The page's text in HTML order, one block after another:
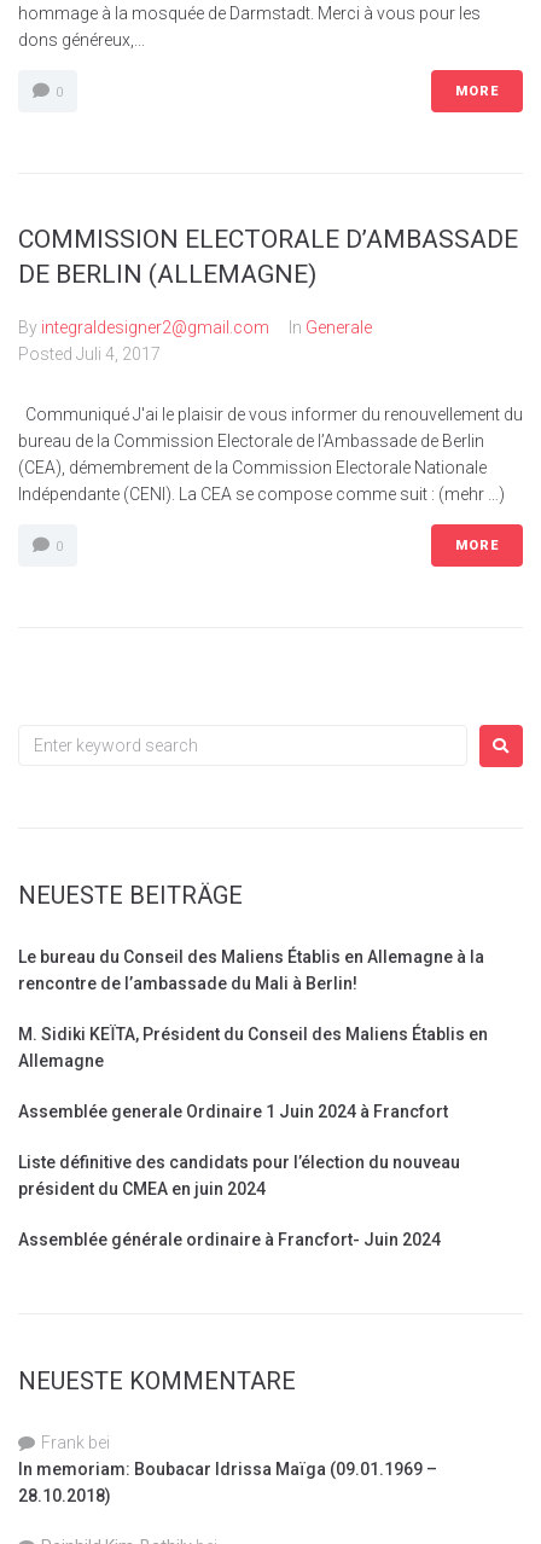
hommage à la mosquée de Darmstadt. Merci à vous pour les
dons généreux,...
0 MORE
COMMISSION ELECTORALE D’AMBASSADE
DE BERLIN (ALLEMAGNE)
By integraldesigner2@gmail.com In Generale
Posted Juli 4, 2017
Communiqué J'ai le plaisir de vous informer du renouvellement du
bureau de la Commission Electorale de l’Ambassade de Berlin
(CEA), démembrement de la Commission Electorale Nationale
Indépendante (CENI). La CEA se compose comme suit : (mehr …)
0 MORE
NEUESTE BEITRÄGE
Le bureau du Conseil des Maliens Établis en Allemagne à la
rencontre de l’ambassade du Mali à Berlin!
M. Sidiki KEÏTA, Président du Conseil des Maliens Établis en
Allemagne
Assemblée generale Ordinaire 1 Juin 2024 à Francfort
Liste définitive des candidats pour l’élection du nouveau
président du CMEA en juin 2024
Assemblée générale ordinaire à Francfort- Juin 2024
NEUESTE KOMMENTARE
Frank bei
In memoriam: Boubacar Idrissa Maïga (09.01.1969 –
28.10.2018)